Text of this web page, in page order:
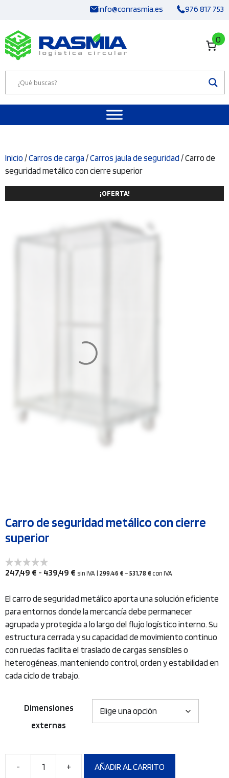
contenido
info@conrasmia.es 976 817 753
0
Inicio /Carros de carga/Carros jaula de seguridad/ Carro de
seguridad metálico con cierre superior
¡OFERTA!
Carro de seguridad metálico con cierre
superior
247,49 € - 439,49 € Rango
precios:
desde
247,49 €
hasta
439,49 €
sin IVA 299,46 € – 531,78 € con IVA
El carro de seguridad metálico aporta una solución eficiente
para entornos donde la mercancía debe permanecer
agrupada y protegida a lo largo del flujo logístico interno. Su
estructura cerrada y su capacidad de movimiento continuo
con ruedas facilita el traslado de cargas sensibles o
heterogéneas, manteniendo control, orden y estabilidad en
cada ciclo de trabajo.
Dimensiones
externas
Carro
AÑADIR AL CARRITO